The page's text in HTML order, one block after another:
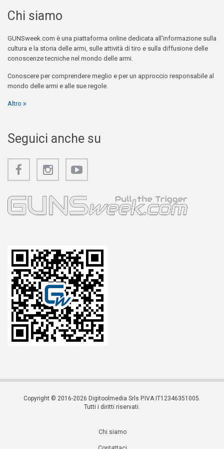
Chi siamo
GUNSweek.com è una piattaforma online dedicata all'informazione sulla
cultura e la storia delle armi, sulle attività di tiro e sulla diffusione delle
conoscenze tecniche nel mondo delle armi.
Conoscere per comprendere meglio e per un approccio responsabile al
mondo delle armi e alle sue regole.
Altro
Seguici anche su
Copyright © 2016-2026 Digitoolmedia Srls P.IVA IT12346351005.
Tutti i diritti riservati.
Chi siamo